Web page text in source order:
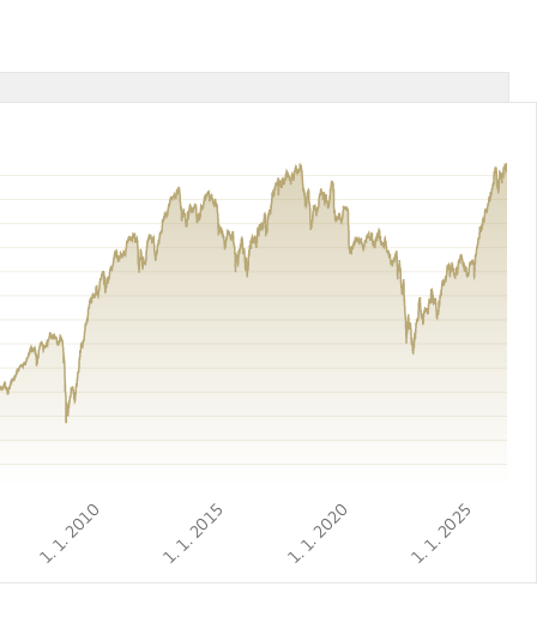
1. 1. 2010 1. 1. 2015 1. 1. 2020 1. 1. 2025